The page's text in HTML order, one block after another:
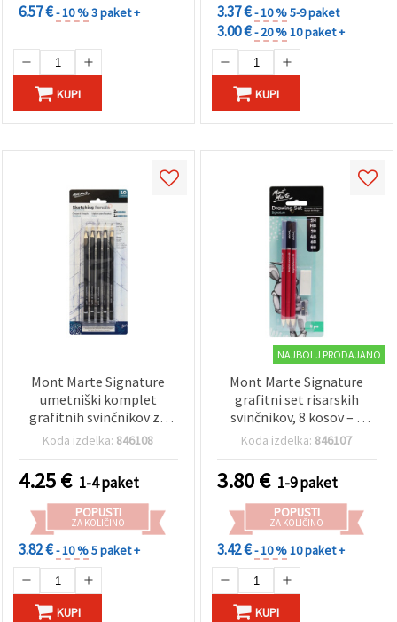
6.57 €- 10 %3 paket +
KUPI
3.37 €- 10 %5-9 paket
3.00 €- 20 %10 paket +
KUPI
Mont Marte Signature
umetniški komplet
grafitnih svinčnikov za
skiciranje, risanje in
kosov, mešane trdote
Koda izdelka: 846108
4.25€ 1-4 paket
POPUSTI
ZA KOLIČINO
3.82 €- 10 %5 paket +
KUPI
NAJBOLJ PRODAJANO
Mont Marte Signature
grafitni set risarskih
svinčnikov, 8 kosov – 6
lesenih svinčnikov
2B, 4B, 6B, 8B) + radirka in
šilček; za skiciranje,
senčenje in šolo
Koda izdelka: 846107
3.80€ 1-9 paket
POPUSTI
ZA KOLIČINO
3.42 €- 10 %10 paket +
KUPI